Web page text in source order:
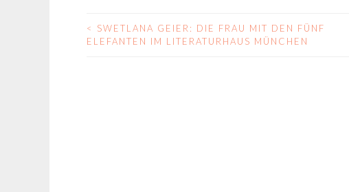
BEITRAGS-
<
SWETLANA GEIER: DIE FRAU MIT DEN FÜNF
ELEFANTEN IM LITERATURHAUS MÜNCHEN